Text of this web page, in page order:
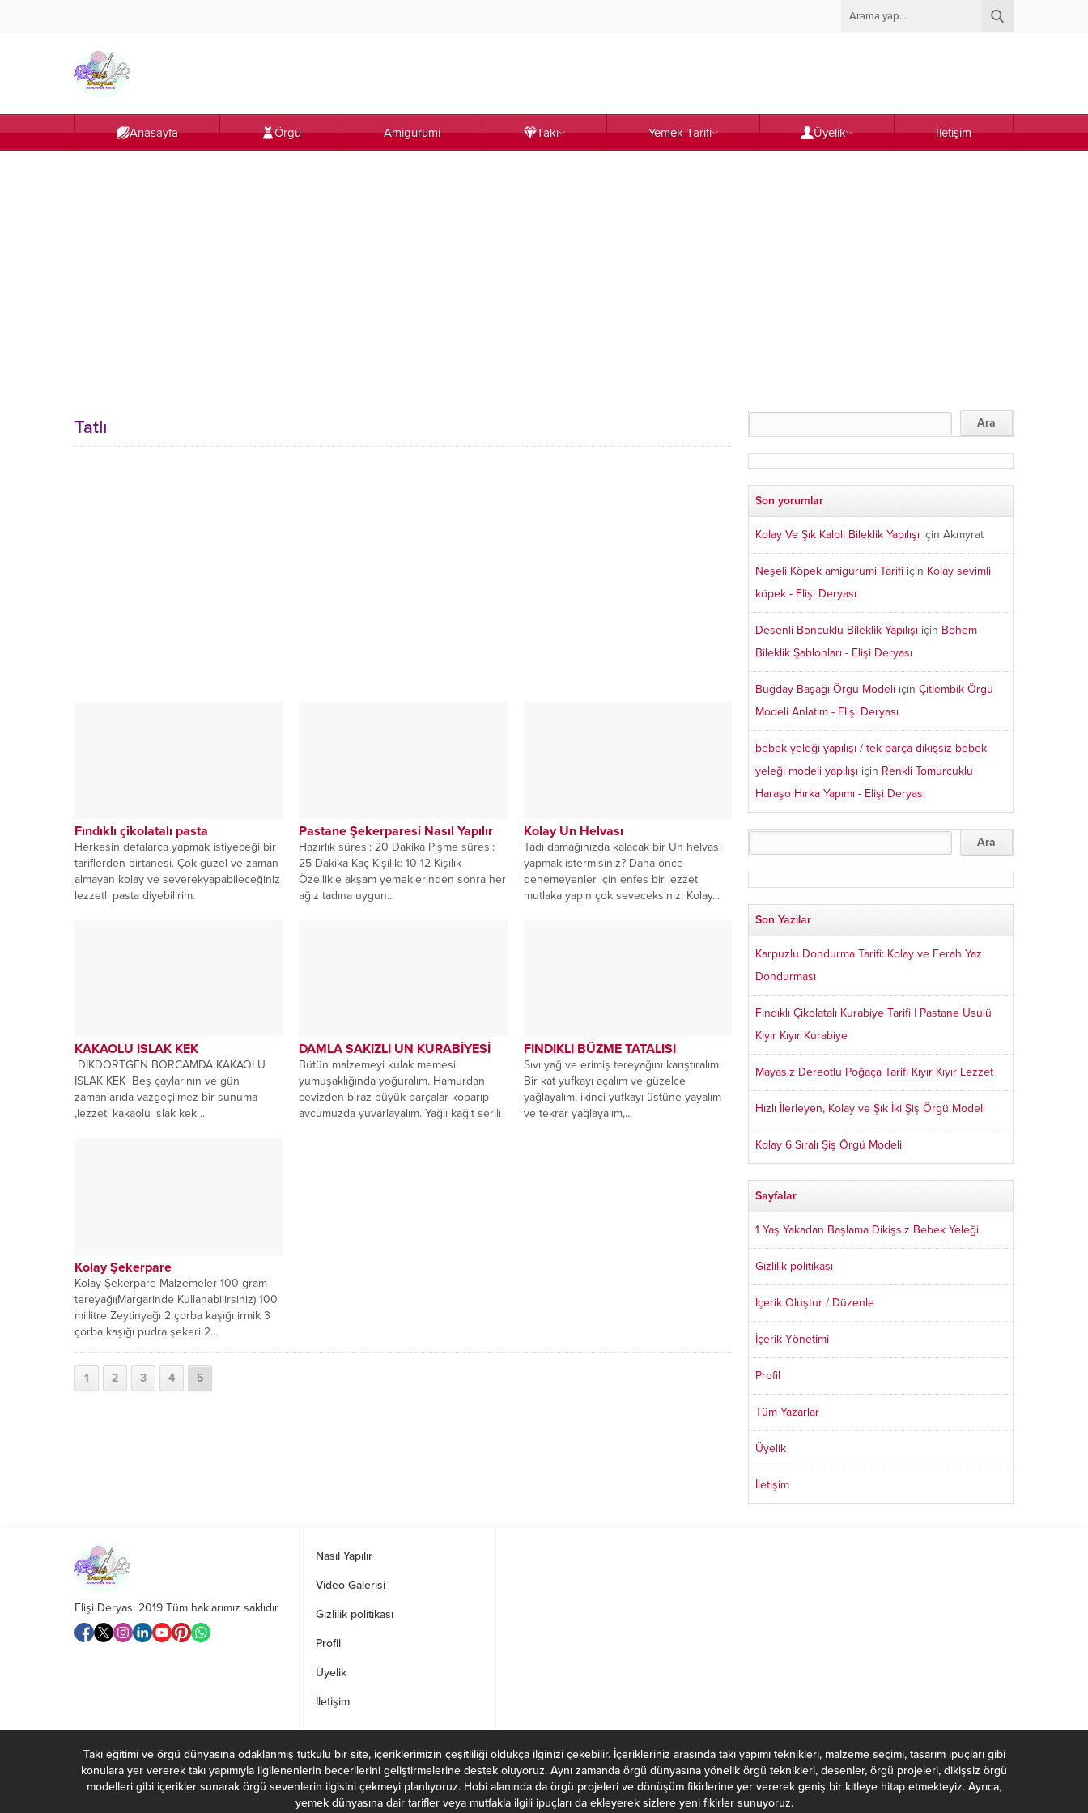
Anasayfa Örgü Amigurumi Takı Yemek Tarifi Üyelik İletişim
Tatlı
Fındıklı çikolatalı pasta
Herkesin defalarca yapmak istiyeceği bir
tariflerden birtanesi. Çok güzel ve zaman
almayan kolay ve severekyapabileceğiniz
lezzetli pasta diyebilirim.
Pastane Şekerparesi Nasıl Yapılır
Hazırlık süresi: 20 Dakika Pişme süresi:
25 Dakika Kaç Kişilik: 10-12 Kişilik
Özellikle akşam yemeklerinden sonra her
ağız tadına uygun...
Kolay Un Helvası
Tadı damağınızda kalacak bir Un helvası
yapmak istermisiniz? Daha önce
denemeyenler için enfes bir lezzet
mutlaka yapın çok seveceksiniz. Kolay...
KAKAOLU ISLAK KEK
DİKDÖRTGEN BORCAMDA KAKAOLU
ISLAK KEK Beş çaylarının ve gün
zamanlarıda vazgeçilmez bir sunuma
,lezzeti kakaolu ıslak kek ..
DAMLA SAKIZLI UN KURABİYESİ
Bütün malzemeyi kulak memesi
yumuşaklığında yoğuralım. Hamurdan
cevizden biraz büyük parçalar koparıp
avcumuzda yuvarlayalım. Yağlı kağıt serili
FINDIKLI BÜZME TATALISI
Sıvı yağ ve erimiş tereyağını karıştıralım.
Bir kat yufkayı açalım ve güzelce
yağlayalım, ikinci yufkayı üstüne yayalım
ve tekrar yağlayalım,...
Kolay Şekerpare
Kolay Şekerpare Malzemeler 100 gram
tereyağı(Margarinde Kullanabilirsiniz) 100
millitre Zeytinyağı 2 çorba kaşığı irmik 3
çorba kaşığı pudra şekeri 2...
1 2 3 4 5
Son yorumlar
Kolay Ve Şık Kalpli Bileklik Yapılışı için Akmyrat
Neşeli Köpek amigurumi Tarifi için Kolay sevimli
köpek - Elişi Deryası
Desenli Boncuklu Bileklik Yapılışı için Bohem
Bileklik Şablonları - Elişi Deryası
Buğday Başağı Örgü Modeli için Çitlembik Örgü
Modeli Anlatım - Elişi Deryası
bebek yeleği yapılışı / tek parça dikişsiz bebek
yeleği modeli yapılışı için Renkli Tomurcuklu
Haraşo Hırka Yapımı - Elişi Deryası
Son Yazılar
Karpuzlu Dondurma Tarifi: Kolay ve Ferah Yaz
Dondurması
Fındıklı Çikolatalı Kurabiye Tarifi | Pastane Usulü
Kıyır Kıyır Kurabiye
Mayasız Dereotlu Poğaça Tarifi Kıyır Kıyır Lezzet
Hızlı İlerleyen, Kolay ve Şık İki Şiş Örgü Modeli
Kolay 6 Sıralı Şiş Örgü Modeli
Sayfalar
1 Yaş Yakadan Başlama Dikişsiz Bebek Yeleği
Gizlilik politikası
İçerik Oluştur / Düzenle
İçerik Yönetimi
Profil
Tüm Yazarlar
Üyelik
İletişim
Elişi Deryası 2019 Tüm haklarımız saklıdır
Nasıl Yapılır
Video Galerisi
Gizlilik politikası
Profil
Üyelik
İletişim
Takı eğitimi ve örgü dünyasına odaklanmış tutkulu bir site, içeriklerimizin çeşitliliği oldukça ilginizi çekebilir. İçerikleriniz arasında takı yapımı teknikleri, malzeme seçimi, tasarım ipuçları gibi
konulara yer vererek takı yapımıyla ilgilenenlerin becerilerini geliştirmelerine destek oluyoruz. Aynı zamanda örgü dünyasına yönelik örgü teknikleri, desenler, örgü projeleri, dikişsiz örgü
modelleri gibi içerikler sunarak örgü sevenlerin ilgisini çekmeyi planlıyoruz. Hobi alanında da örgü projeleri ve dönüşüm fikirlerine yer vererek geniş bir kitleye hitap etmekteyiz. Ayrıca,
yemek dünyasına dair tarifler veya mutfakla ilgili ipuçları da ekleyerek sizlere yeni fikirler sunuyoruz.